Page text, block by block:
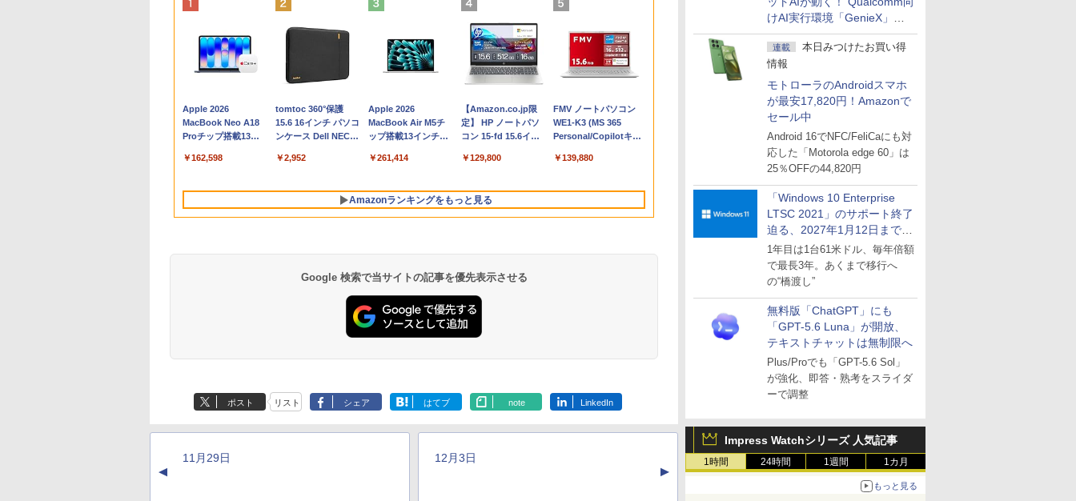
けAI実行環境「GenieX」を
試してみた
連載
本日みつけたお買い得
情報
モトローラのAndroidスマホ
が最安17,820円！Amazonで
セール中
Android 16でNFC/FeliCaにも対
応した「Motorola edge 60」は
25％OFFの44,820円
「Windows 10 Enterprise
LTSC 2021」のサポート終了
迫る、2027年1月12日まで
～ESUは9月1日から販売
1年目は1台61米ドル、毎年倍額
で最長3年。あくまで移行へ
の“橋渡し”
無料版「ChatGPT」にも
「GPT-5.6 Luna」が開放、
テキストチャットは無制限へ
Plus/Proでも「GPT-5.6 Sol」
が強化、即答・熟考をスライダ
ーで調整
Impress Watchシリーズ 人気記事
1時間 24時間 1週間 1カ月
もっと見る
Apple 2026
MacBook Neo A18
Proチップ搭載13イ
AIとApple
Retinaディスプレ
512GB SSD、1080p
￥162,598
tomtoc 360°保護
15.6 16インチ パソコ
ンケース Dell NEC
dynabook Lenovo
￥2,952
Apple 2026
MacBook Air M5チ
ップ搭載13インチノ
Apple Intelligence、
Retinaディスプレ
イ、16GBユニファイ
ドメモリ、1TB SSD
ド、Touch ID - シル
バー
￥261,414
【Amazon.co.jp限
定】 HP ノートパソ
コン 15-fd 15.6イン
512GB SSD インテ
￥129,800
FMV ノートパソコン
WE1-K3 (MS 365
Personal/Copilotキー
型/Core i5/16GB/SSD
FMVWK3E15W_AZ
￥139,880
Amazonランキングをもっと見る
バーチャルアイテム
を含む】 【オンライ
ブロックス | オンラ
￥1,300
バーチャルアイテム
を含む】 【オンライ
ブロックス |オンライ
￥1,600
2024(最新 永続版)|オ
ンラインコード
10/mac対応|PC2台
￥39,582
定バーチャルアイテ
ムを含む】 【オンラ
ロブロックス | オン
￥3,200
フト): Java & Bedrock
Edition | オンラインコ
￥3,600
￥1,766
出す プロンプトの言
葉 AI画像生成シリー
Labo)
￥480
非エンジニア 初心者
素人 でも安心 使い方
もコンテンツ作成に
非エンジニアのため
￥99
デザイン入門講座
［第2版］
￥1,292
ードウェア・市販ソフ
トウェアのパーフェク
レータ紹介
￥1,600
7インチディスプレ
イ、色調調節ライ
テリー、広告なし、
￥22,980
ない、大きな画面で
読みやすい、6週間持
チディスプレイ電子
￥16,980
ション (32GB) 7イン
チディスプレイ、明
調節ライト、12週間
告なし、メタリック
￥27,980
トレージ、防水、7イ
ンチカラーディスプ
ト、最大8週間持続バ
し、ブラック (2025
￥31,980
インチカラーディスプ
レイ、64GBストレー
明るさ自動調整、色調
￥115,980
Google 検索で当サイトの記事を優先表示させる
ポスト リスト シェア はてブ note LinkedIn
▲
11月29日 12月3日
▲